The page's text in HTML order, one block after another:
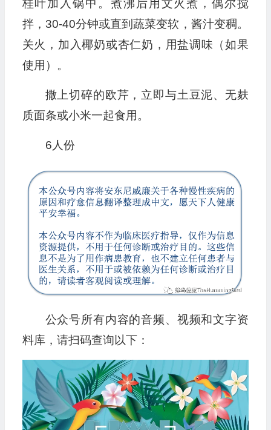
桂叶加入锅中。煮沸后用文火煮，偶尔搅
拌，30-40分钟或直到蔬菜变软，酱汁变稠。
关火，加入椰奶或杏仁奶，用盐调味（如果
使用）。
撒上切碎的欧芹，立即与土豆泥、无麸
质面条或小米一起食用。
6人份
公众号所有内容的音频、视频和文字资
料库，请扫码查询以下：